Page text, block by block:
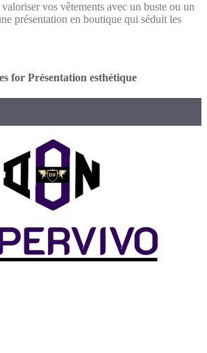
vos vêtements avec un buste ou un
présentation en boutique qui séduit les
for Présentation esthétique